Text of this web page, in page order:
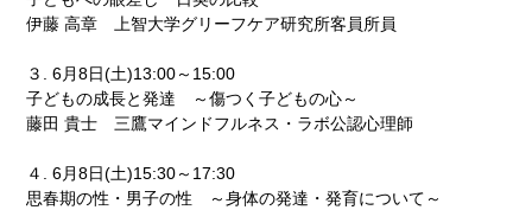
伊藤 高章 上智大学グリーフケア研究所客員所員
３. 6月8日(土)13:00～15:00
子どもの成長と発達 ～傷つく子どもの心～
藤田 貴士 三鷹マインドフルネス・ラボ公認心理師
４. 6月8日(土)15:30～17:30
思春期の性・男子の性 ～身体の発達・発育について～